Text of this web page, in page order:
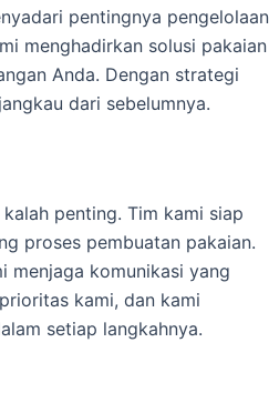
pentingnya pengelolaan
menghadirkan solusi pakaian
Anda. Dengan strategi
dari sebelumnya.
penting. Tim kami siap
proses pembuatan pakaian.
menjaga komunikasi yang
kami, dan kami
setiap langkahnya.